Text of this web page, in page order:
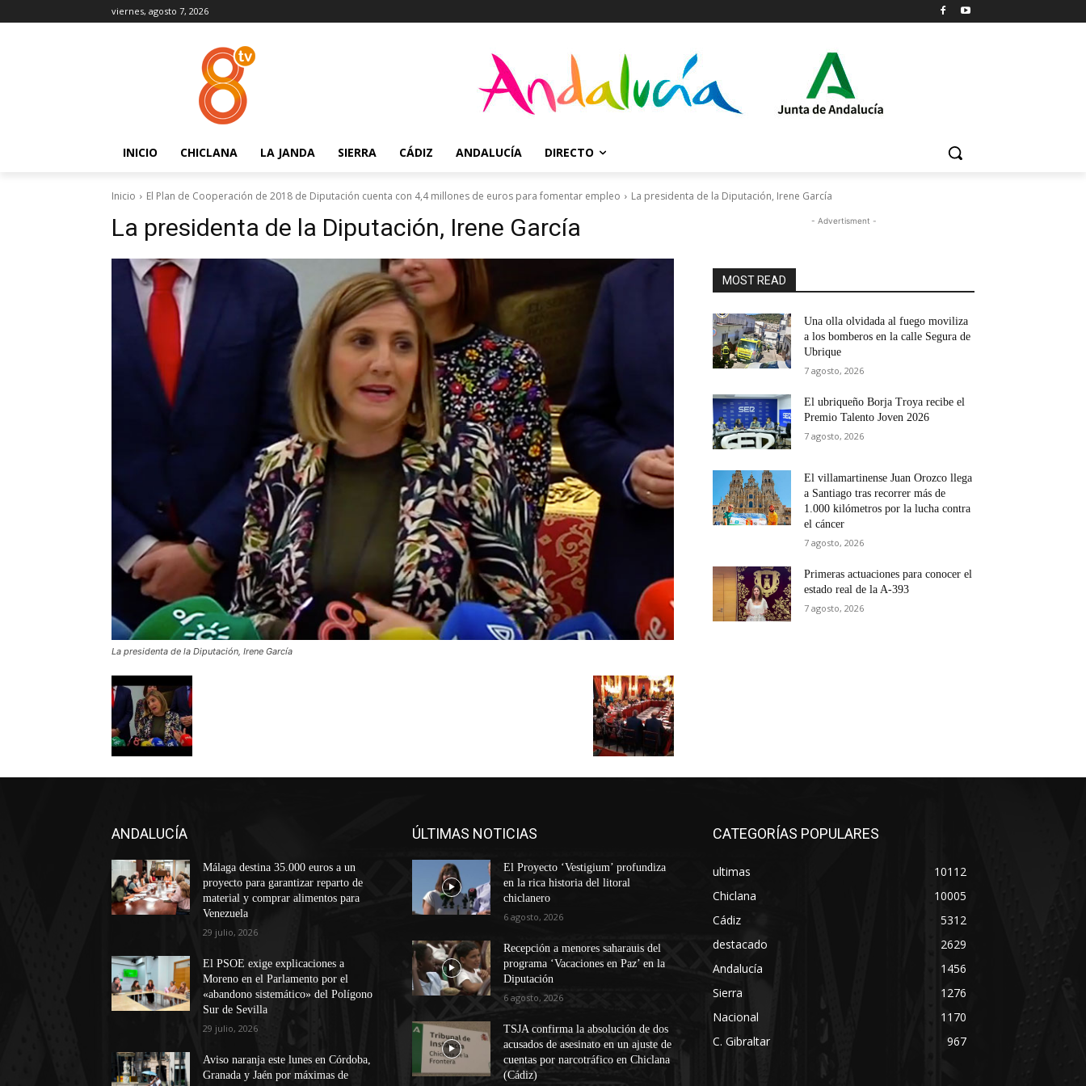
viernes, agosto 7, 2026
INICIO CHICLANA LA JANDA SIERRA CÁDIZ ANDALUCÍA DIRECTO
Inicio El Plan de Cooperación de 2018 de Diputación cuenta con 4,4 millones de euros para fomentar empleo La presidenta de la Diputación, Irene García
La presidenta de la Diputación, Irene García
La presidenta de la Diputación, Irene García
- Advertisment -
MOST READ
Una olla olvidada al fuego moviliza
a los bomberos en la calle Segura de
Ubrique
7 agosto, 2026
El ubriqueño Borja Troya recibe el
Premio Talento Joven 2026
7 agosto, 2026
El villamartinense Juan Orozco llega
a Santiago tras recorrer más de
1.000 kilómetros por la lucha contra
el cáncer
7 agosto, 2026
Primeras actuaciones para conocer el
estado real de la A-393
7 agosto, 2026
ANDALUCÍA
Málaga destina 35.000 euros a un
proyecto para garantizar reparto de
material y comprar alimentos para
Venezuela
29 julio, 2026
El PSOE exige explicaciones a
Moreno en el Parlamento por el
«abandono sistemático» del Polígono
Sur de Sevilla
29 julio, 2026
Aviso naranja este lunes en Córdoba,
Granada y Jaén por máximas de
ÚLTIMAS NOTICIAS
El Proyecto ‘Vestigium’ profundiza
en la rica historia del litoral
chiclanero
6 agosto, 2026
Recepción a menores saharauis del
programa ‘Vacaciones en Paz’ en la
Diputación
6 agosto, 2026
TSJA confirma la absolución de dos
acusados de asesinato en un ajuste de
cuentas por narcotráfico en Chiclana
(Cádiz)
CATEGORÍAS POPULARES
ultimas
10112
Chiclana
10005
Cádiz
5312
destacado
2629
Andalucía
1456
Sierra
1276
Nacional
1170
C. Gibraltar
967